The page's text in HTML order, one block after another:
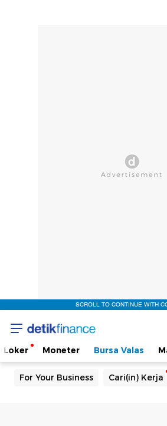
SCROLL TO CONTINUE WITH
Loker Moneter Bursa Valas
For Your Business Cari(in) Kerja